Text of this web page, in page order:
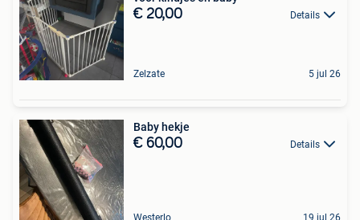
€ 20,00 Details
Zelzate 5 jul 26
Baby hekje
€ 60,00 Details
Westerlo 19 jul 26